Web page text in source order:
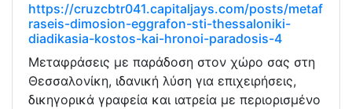
https://cruzcbtr041.capitaljays.com/posts/metaf
raseis-dimosion-eggrafon-sti-thessaloniki-
diadikasia-kostos-kai-hronoi-paradosis-4
Μεταφράσεις με παράδοση στον χώρο σας στη
Θεσσαλονίκη, ιδανική λύση για επιχειρήσεις,
δικηγορικά γραφεία και ιατρεία με περιορισμένο